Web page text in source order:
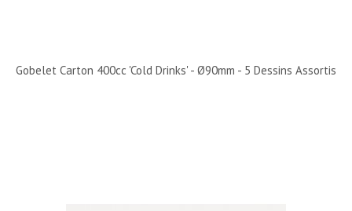
Gobelet Carton 400cc 'Cold Drinks' - Ø90mm - 5 Dessins Assortis